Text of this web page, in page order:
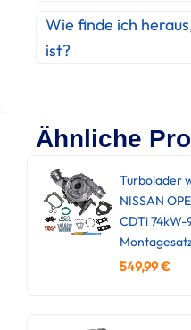
Wie finde ich
ist?
Ähnliche
Turbolader
NISSAN
CDTi 74kW-
549,99€